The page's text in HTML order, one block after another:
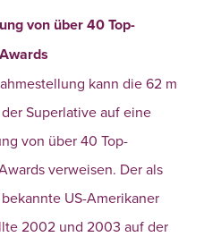
von über 40 Top-
kann die 62 m
Superlative auf eine
von über 40 Top-
verweisen. Der als
US-Amerikaner
2002 und 2003 auf der